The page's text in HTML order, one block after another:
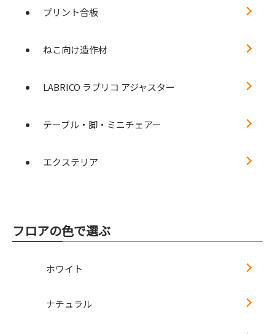
プリント合板
ねこ向け造作材
LABRICO ラブリコ アジャスター
テーブル・脚・ミニチェアー
エクステリア
フロアの色で選ぶ
ホワイト
ナチュラル